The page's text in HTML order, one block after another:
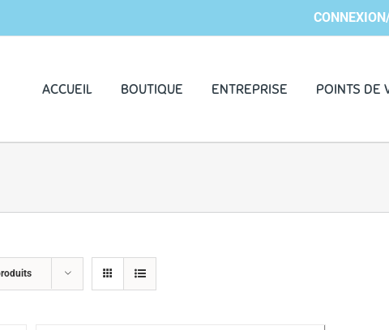
ACCUEIL BOUTIQUE ENTREPRISE POINTS DE